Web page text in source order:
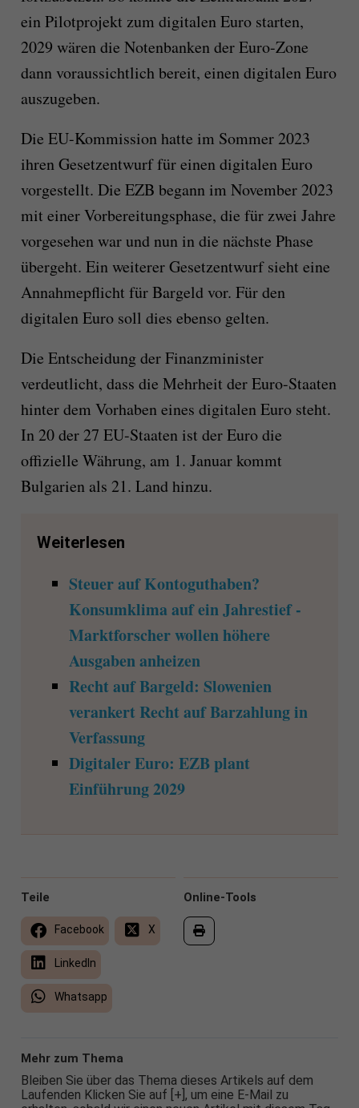
ein Pilotprojekt zum digitalen Euro starten,
2029 wären die Notenbanken der Euro-Zone
dann voraussichtlich bereit, einen digitalen Euro
auszugeben.
Die EU-Kommission hatte im Sommer 2023
ihren Gesetzentwurf für einen digitalen Euro
vorgestellt. Die EZB begann im November 2023
mit einer Vorbereitungsphase, die für zwei Jahre
vorgesehen war und nun in die nächste Phase
übergeht. Ein weiterer Gesetzentwurf sieht eine
Annahmepflicht für Bargeld vor. Für den
digitalen Euro soll dies ebenso gelten.
Die Entscheidung der Finanzminister
verdeutlicht, dass die Mehrheit der Euro-Staaten
hinter dem Vorhaben eines digitalen Euro steht.
In 20 der 27 EU-Staaten ist der Euro die
offizielle Währung, am 1. Januar kommt
Bulgarien als 21. Land hinzu.
Weiterlesen
Steuer auf Kontoguthaben?
Konsumklima auf ein Jahrestief -
Marktforscher wollen höhere
Ausgaben anheizen
Recht auf Bargeld: Slowenien
verankert Recht auf Barzahlung in
Verfassung
Digitaler Euro: EZB plant
Einführung 2029
Online-Tools
Teile
Facebook X
LinkedIn
Whatsapp
Mehr zum Thema
Bleiben Sie über das Thema dieses Artikels auf dem
Laufenden Klicken Sie auf [+], um eine E-Mail zu